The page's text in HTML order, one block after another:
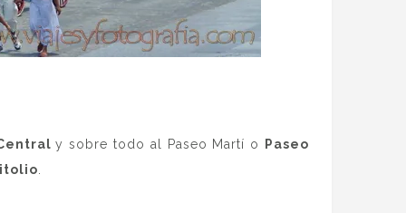
y sobre todo al Paseo Martí o
Paseo
.